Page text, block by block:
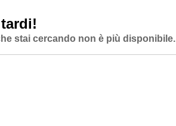
stai cercando non è più disponibile.